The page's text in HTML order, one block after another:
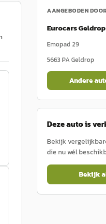
AANGEBODEN
Eurocars Geldrop
Emopad 29
5663 PAGeldrop
Andere
Deze auto is
Bekijk
die nu wél
Bekijk